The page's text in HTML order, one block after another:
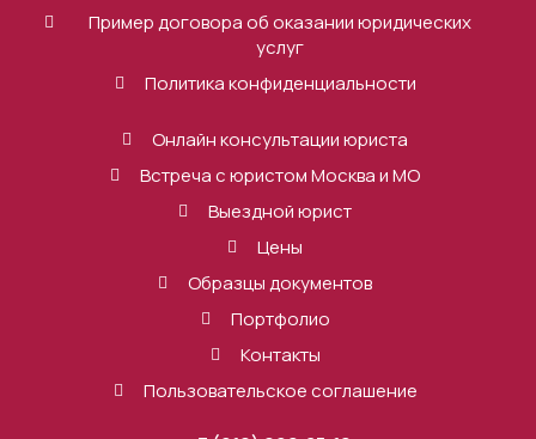
Пример договора об оказании юридических
услуг
Политика конфиденциальности
Онлайн консультации юриста
Встреча с юристом Москва и МО
Выездной юрист
Цены
Образцы документов
Портфолио
Контакты
Пользовательское соглашение